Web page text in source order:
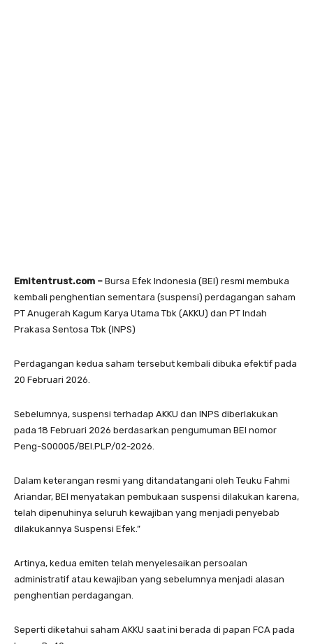
Emitentrust.com – Bursa Efek Indonesia (BEI) resmi membuka
kembali penghentian sementara (suspensi) perdagangan saham
PT Anugerah Kagum Karya Utama Tbk (AKKU) dan PT Indah
Prakasa Sentosa Tbk (INPS)
Perdagangan kedua saham tersebut kembali dibuka efektif pada
20 Februari 2026.
Sebelumnya, suspensi terhadap AKKU dan INPS diberlakukan
pada 18 Februari 2026 berdasarkan pengumuman BEI nomor
Peng-S00005/BEI.PLP/02-2026.
Dalam keterangan resmi yang ditandatangani oleh Teuku Fahmi
Ariandar, BEI menyatakan pembukaan suspensi dilakukan karena,
telah dipenuhinya seluruh kewajiban yang menjadi penyebab
dilakukannya Suspensi Efek.”
Artinya, kedua emiten telah menyelesaikan persoalan
administratif atau kewajiban yang sebelumnya menjadi alasan
penghentian perdagangan.
Seperti diketahui saham AKKU saat ini berada di papan FCA pada